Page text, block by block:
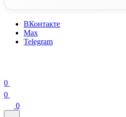
ВКонтакте
Max
Telegram
0
0
0